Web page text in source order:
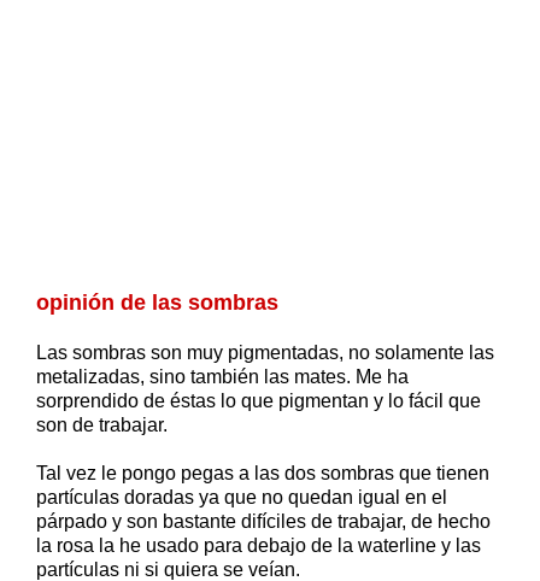
opinión de las sombras
Las sombras son muy pigmentadas, no solamente las
metalizadas, sino también las mates. Me ha
sorprendido de éstas lo que pigmentan y lo fácil que
son de trabajar.
Tal vez le pongo pegas a las dos sombras que tienen
partículas doradas ya que no quedan igual en el
párpado y son bastante difíciles de trabajar, de hecho
la rosa la he usado para debajo de la waterline y las
partículas ni si quiera se veían.